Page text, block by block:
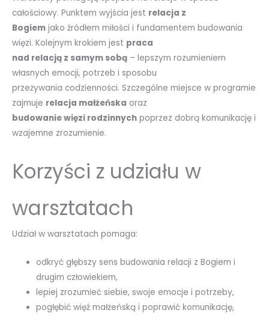
całościowy. Punktem wyjścia jest relacja z
Bogiem jako źródłem miłości i fundamentem budowania
więzi. Kolejnym krokiem jest praca
nad relacją z samym sobą – lepszym rozumieniem
własnych emocji, potrzeb i sposobu
przeżywania codzienności. Szczególne miejsce w programie
zajmuje relacja małżeńska oraz
budowanie więzi rodzinnych poprzez dobrą komunikację i
wzajemne zrozumienie.
Korzyści z udziału w
warsztatach
Udział w warsztatach pomaga:
odkryć głębszy sens budowania relacji z Bogiem i
drugim człowiekiem,
lepiej zrozumieć siebie, swoje emocje i potrzeby,
pogłębić więź małżeńską i poprawić komunikację,